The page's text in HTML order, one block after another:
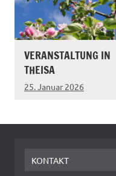
VERANSTALTUNG IN
THEISA
25. Januar 2026
KONTAKT